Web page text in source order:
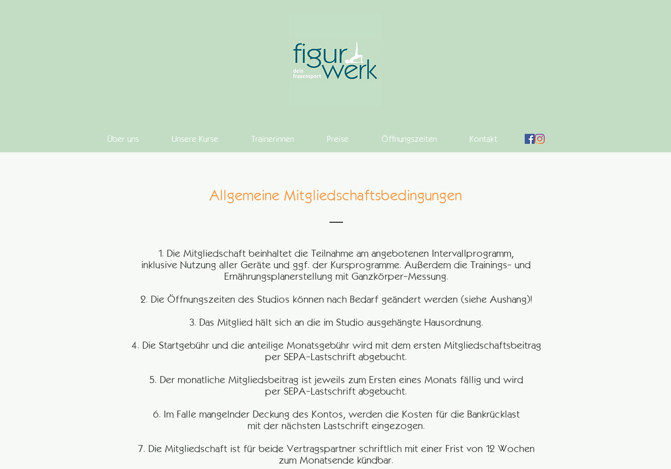
Über uns Unsere Kurse Trainerinnen Preise Öffnungszeiten Kontakt
Allgemeine Mitgliedschaftsbedingungen
1. Die Mitgliedschaft beinhaltet die Teilnahme am angebotenen Intervallprogramm,
inklusive Nutzung aller Geräte und ggf. der Kursprogramme. Außerdem die Trainings- und
Ernährungsplanerstellung mit Ganzkörper-Messung.
2. Die Öffnungszeiten des Studios können nach Bedarf geändert werden (siehe Aushang)!
3. Das Mitglied hält sich an die im Studio ausgehängte Hausordnung.
4. Die Startgebühr und die anteilige Monatsgebühr wird mit dem ersten Mitgliedschaftsbeitrag
per SEPA-Lastschrift abgebucht.
5. Der monatliche Mitgliedsbeitrag ist jeweils zum Ersten eines Monats fällig und wird
per SEPA-Lastschrift abgebucht.
6. Im Falle mangelnder Deckung des Kontos, werden die Kosten für die Bankrücklast
mit der nächsten Lastschrift eingezogen.
7. Die Mitgliedschaft ist für beide Vertragspartner schriftlich mit einer Frist von 12 Wochen
zum Monatsende kündbar.